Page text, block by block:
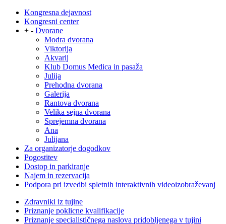
Kongresna dejavnost
Kongresni center
+ - Dvorane
Modra dvorana
Viktorija
Akvarij
Klub Domus Medica in pasaža
Julija
Prehodna dvorana
Galerija
Rantova dvorana
Velika sejna dvorana
Sprejemna dvorana
Ana
Julijana
Za organizatorje dogodkov
Pogostitev
Dostop in parkiranje
Najem in rezervacija
Podpora pri izvedbi spletnih interaktivnih videoizobraževanj
Zdravniki iz tujine
Priznanje poklicne kvalifikacije
Priznanje specialističnega naslova pridobljenega v tujini